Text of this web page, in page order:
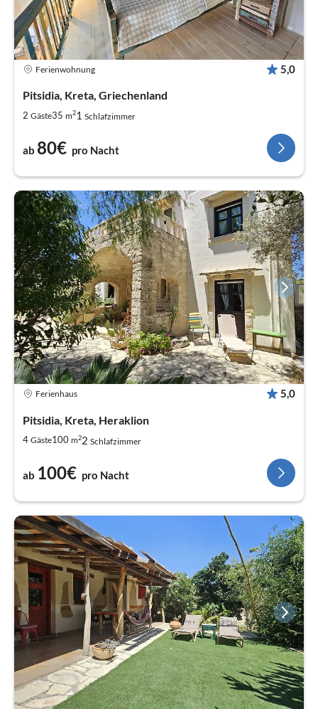
Ferienwohnung 5,0
Pitsidia, Kreta, Griechenland
2 Gäste35 m21 Schlafzimmer
ab 80€ pro Nacht
Ferienhaus 5,0
Pitsidia, Kreta, Heraklion
4 Gäste100 m22 Schlafzimmer
ab 100€ pro Nacht